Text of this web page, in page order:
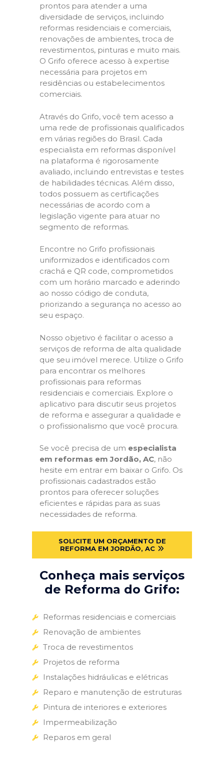
prontos para atender a uma
diversidade de serviços, incluindo
reformas residenciais e comerciais,
renovações de ambientes, troca de
revestimentos, pinturas e muito mais.
O Grifo oferece acesso à expertise
necessária para projetos em
residências ou estabelecimentos
comerciais.
Através do Grifo, você tem acesso a
uma rede de profissionais qualificados
em várias regiões do Brasil. Cada
especialista em reformas disponível
na plataforma é rigorosamente
avaliado, incluindo entrevistas e testes
de habilidades técnicas. Além disso,
todos possuem as certificações
necessárias de acordo com a
legislação vigente para atuar no
segmento de reformas.
Encontre no Grifo profissionais
uniformizados e identificados com
crachá e QR code, comprometidos
com um horário marcado e aderindo
ao nosso código de conduta,
priorizando a segurança no acesso ao
seu espaço.
Nosso objetivo é facilitar o acesso a
serviços de reforma de alta qualidade
que seu imóvel merece. Utilize o Grifo
para encontrar os melhores
profissionais para reformas
residenciais e comerciais. Explore o
aplicativo para discutir seus projetos
de reforma e assegurar a qualidade e
o profissionalismo que você procura.
Se você precisa de um especialista
em reformas em Jordão, AC, não
hesite em entrar em baixar o Grifo. Os
profissionais cadastrados estão
prontos para oferecer soluções
eficientes e rápidas para as suas
necessidades de reforma.
SOLICITE UM ORÇAMENTO DE
REFORMA EM JORDÃO, AC
Conheça mais serviços
de Reforma do Grifo:
Reformas residenciais e comerciais
Renovação de ambientes
Troca de revestimentos
Projetos de reforma
Instalações hidráulicas e elétricas
Reparo e manutenção de estruturas
Pintura de interiores e exteriores
Impermeabilização
Reparos em geral